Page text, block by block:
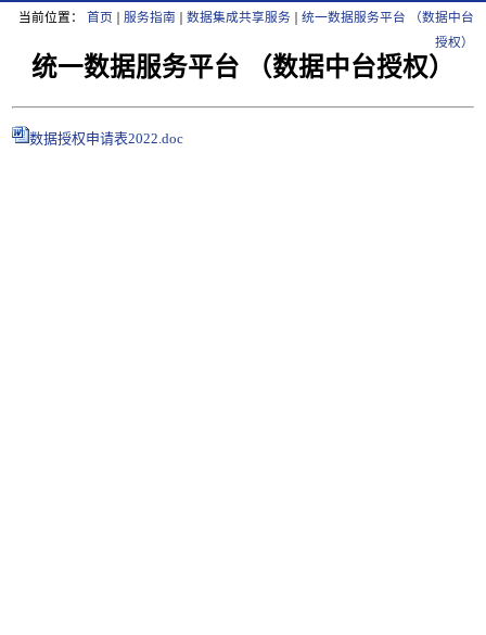
当前位置： 首页 服务指南 数据集成共享服务
统一数据服务平台 （数据中台
授权）
统一数据服务平台 （数据中台授权）
数据授权申请表2022.doc